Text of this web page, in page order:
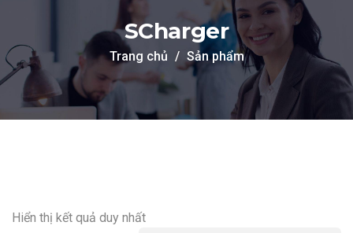
SCharger
Trang chủ Sản phẩm
Hiển thị kết quả duy nhất